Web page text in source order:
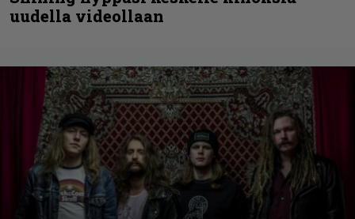
uudella videollaan